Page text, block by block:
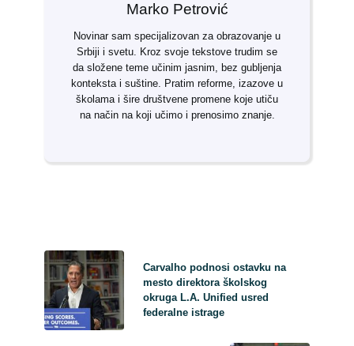
Marko Petrović
Novinar sam specijalizovan za obrazovanje u
Srbiji i svetu. Kroz svoje tekstove trudim se
da složene teme učinim jasnim, bez gubljenja
konteksta i suštine. Pratim reforme, izazove u
školama i šire društvene promene koje utiču
na način na koji učimo i prenosimo znanje.
Carvalho podnosi ostavku na
mesto direktora školskog
okruga L.A. Unified usred
federalne istrage